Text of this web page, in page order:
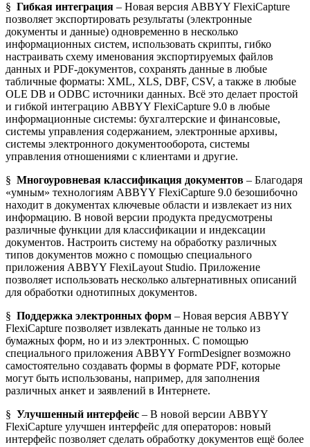
§ Гибкая интеграция – Новая версия ABBYY FlexiCapture
позволяет экспортировать результаты (электронные
документы и данные) одновременно в несколько
информационных систем, использовать скрипты, гибко
настраивать схему именования экспортируемых файлов
данных и PDF-документов, сохранять данные в любые
табличные форматы: XML, XLS, DBF, CSV, а также в любые
OLE DB и ODBC источники данных. Всё это делает простой
и гибкой интеграцию ABBYY FlexiCapture 9.0 в любые
информационные системы: бухгалтерские и финансовые,
системы управления содержанием, электронные архивы,
системы электронного документооборота, системы
управления отношениями с клиентами и другие.
§ Многоуровневая классификация документов – Благодаря
«умным» технологиям ABBYY FlexiCapture 9.0 безошибочно
находит в документах ключевые области и извлекает из них
информацию. В новой версии продукта предусмотрены
различные функции для классификации и индексации
документов. Настроить систему на обработку различных
типов документов можно с помощью специального
приложения ABBYY FlexiLayout Studio. Приложение
позволяет использовать несколько альтернативных описаний
для обработки однотипных документов.
§ Поддержка электронных форм – Новая версия ABBYY
FlexiCapture позволяет извлекать данные не только из
бумажных форм, но и из электронных. С помощью
специального приложения ABBYY FormDesigner возможно
самостоятельно создавать формы в формате PDF, которые
могут быть использованы, например, для заполнения
различных анкет и заявлений в Интернете.
§ Улучшенный интерфейс – В новой версии ABBYY
FlexiCapture улучшен интерфейс для операторов: новый
интерфейс позволяет сделать обработку документов ещё более